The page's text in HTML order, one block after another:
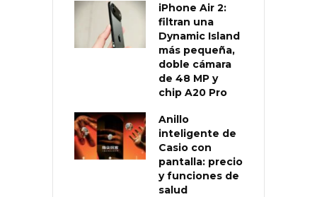
iPhone Air 2:
filtran una
Dynamic Island
más pequeña,
doble cámara
de 48 MP y
chip A20 Pro
Anillo
inteligente de
Casio con
pantalla: precio
y funciones de
salud